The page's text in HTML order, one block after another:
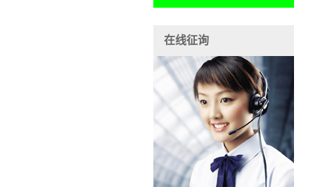
在线征询